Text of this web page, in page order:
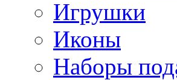
Игрушки
Иконы
Наборы